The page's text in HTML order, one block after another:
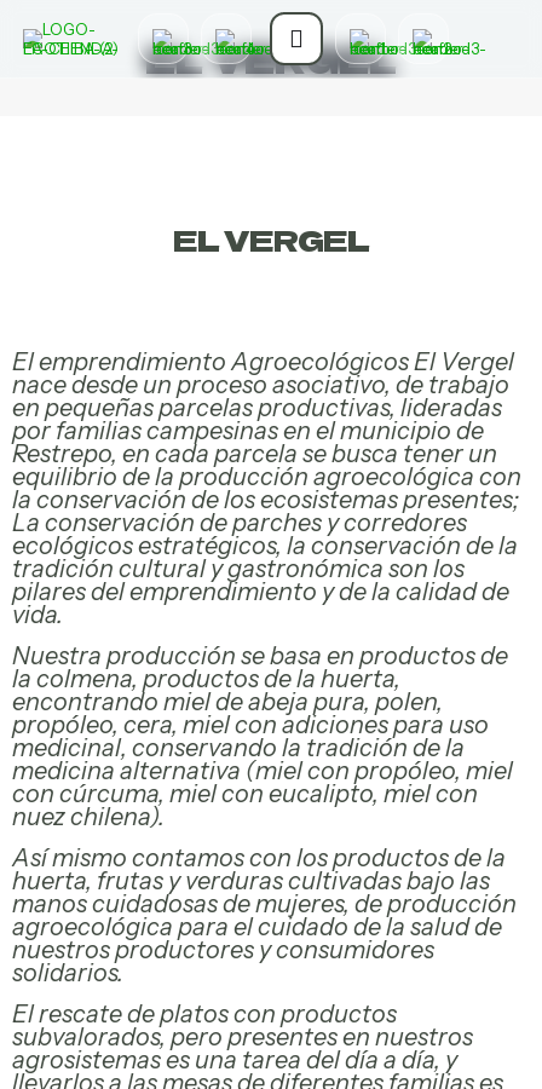
EL VERGEL
EL VERGEL
El emprendimiento Agroecológicos El Vergel
nace desde un proceso asociativo, de trabajo
en pequeñas parcelas productivas, lideradas
por familias campesinas en el municipio de
Restrepo, en cada parcela se busca tener un
equilibrio de la producción agroecológica con
la conservación de los ecosistemas presentes;
La conservación de parches y corredores
ecológicos estratégicos, la conservación de la
tradición cultural y gastronómica son los
pilares del emprendimiento y de la calidad de
vida.
Nuestra producción se basa en productos de
la colmena, productos de la huerta,
encontrando miel de abeja pura, polen,
propóleo, cera, miel con adiciones para uso
medicinal, conservando la tradición de la
medicina alternativa (miel con propóleo, miel
con cúrcuma, miel con eucalipto, miel con
nuez chilena).
Así mismo contamos con los productos de la
huerta, frutas y verduras cultivadas bajo las
manos cuidadosas de mujeres, de producción
agroecológica para el cuidado de la salud de
nuestros productores y consumidores
solidarios.
El rescate de platos con productos
subvalorados, pero presentes en nuestros
agrosistemas es una tarea del día a día, y
llevarlos a las mesas de diferentes familias es
Productos
Agroecológicos
Productos